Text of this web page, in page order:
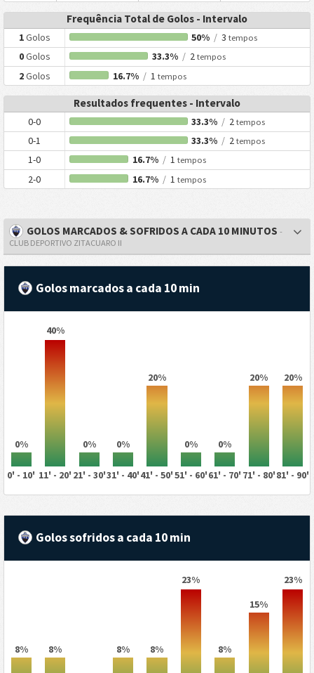
Frequência Total de Golos - Intervalo
1Golos 50% / 3tempos
0Golos 33.3% /2 tempos
2Golos 16.7% /1 tempos
Resultados frequentes - Intervalo
0-0 33.3% / 2tempos
0-1 33.3% / 2tempos
1-0 16.7% /1 tempos
2-0 16.7% /1 tempos
GOLOS MARCADOS & SOFRIDOS A CADA 10 MINUTOS -
CLUB DEPORTIVO ZITACUARO II
Golos marcados a cada 10 min
0%
40%
0% 0%
20%
0% 0%
20% 20%
0' - 10' 11' - 20' 21' - 30'31' - 40'41' - 50'51' - 60'61' - 70' 71' - 80'81' - 90'
Golos sofridos a cada 10 min
8% 8% 8% 8%
23%
8%
15%
23%